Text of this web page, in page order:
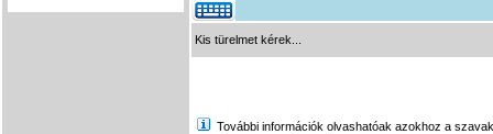
Kis türelmet kérek...
További információk olvashatóak azokhoz a